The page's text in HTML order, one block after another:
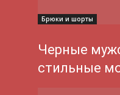
Брюки и шорты
Черные
стильные